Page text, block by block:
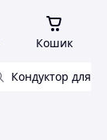
Кошик
Кондуктор для